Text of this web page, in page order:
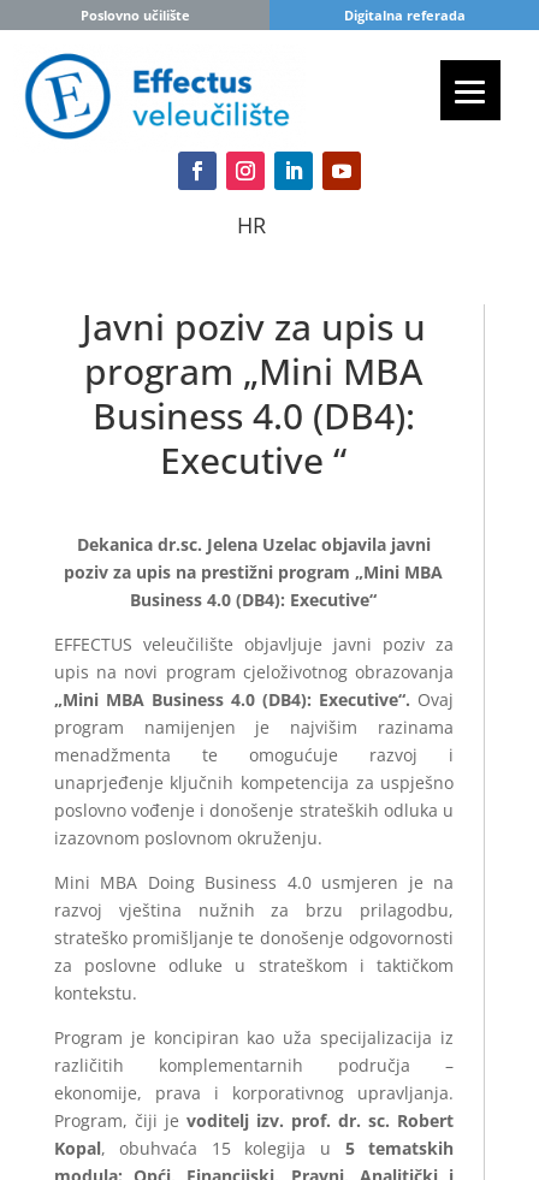
Poslovno učilište Digitalna referada
HR
Javni poziv za upis u
program „Mini MBA
Business 4.0 (DB4):
Executive “
Dekanica dr.sc. Jelena Uzelac objavila javni
poziv za upis na prestižni program „Mini MBA
Business 4.0 (DB4): Executive“
EFFECTUS veleučilište objavljuje javni poziv za
upis na novi program cjeloživotnog obrazovanja
„Mini MBA Business 4.0 (DB4): Executive“. Ovaj
program namijenjen je najvišim razinama
menadžmenta te omogućuje razvoj i
unaprjeđenje ključnih kompetencija za uspješno
poslovno vođenje i donošenje strateških odluka u
izazovnom poslovnom okruženju.
Mini MBA Doing Business 4.0 usmjeren je na
razvoj vještina nužnih za brzu prilagodbu,
strateško promišljanje te donošenje odgovornosti
za poslovne odluke u strateškom i taktičkom
kontekstu.
Program je koncipiran kao uža specijalizacija iz
različitih komplementarnih područja –
ekonomije, prava i korporativnog upravljanja.
Program, čiji je voditelj izv. prof. dr. sc. Robert
Kopal, obuhvaća 15 kolegija u 5 tematskih